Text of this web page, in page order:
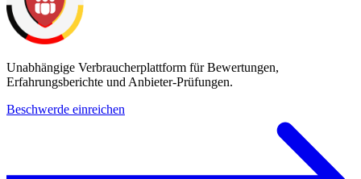
Unabhängige Verbraucherplattform für Bewertungen,
Erfahrungsberichte und Anbieter-Prüfungen.
Beschwerde einreichen